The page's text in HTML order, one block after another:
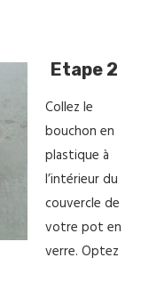
Etape 2
Collez le
bouchon en
plastique à
l’intérieur du
couvercle de
votre pot en
verre. Optez